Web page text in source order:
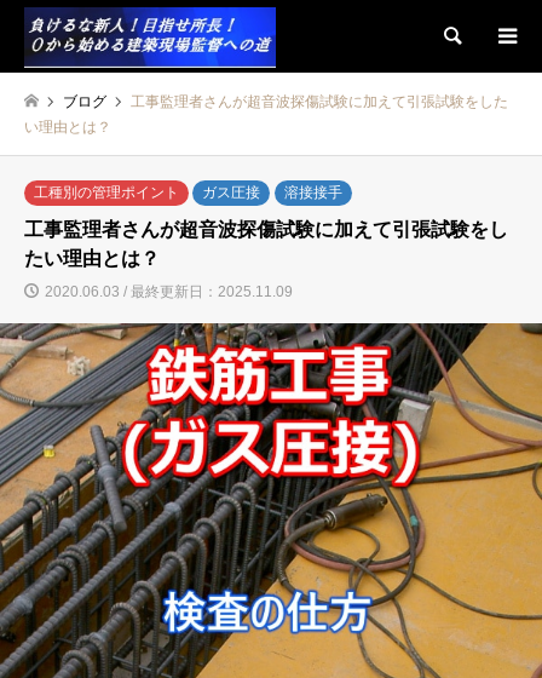
検索
ブログ
工事監理者さんが超音波探傷試験に加えて引張試験をした
い理由とは？
工種別の管理ポイント ガス圧接 溶接接手
工事監理者さんが超音波探傷試験に加えて引張試験をし
たい理由とは？
2020.06.03 / 最終更新日：2025.11.09